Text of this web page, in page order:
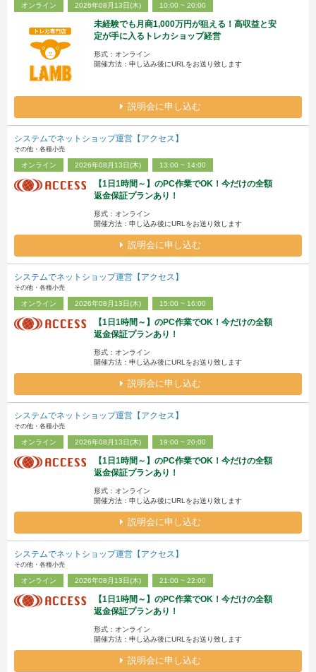
オンライン 2026年08月13日(木) 10:00 ~ 20:00
未経験でも月商1,000万円が狙える！高収益と安
定が手に入るトレカショップ経営
形式：オンライン
開催方法：申し込み後にURLをお送り致します
説明会に申し込む
システムでネットショップ運営【アクセス】
その他・各種小売
オンライン 2026年08月13日(木) 13:00 ~ 14:00
【1日1時間～】のPC作業でOK！今だけの全額
返金保証プランあり！
形式：オンライン
開催方法：申し込み後にURLをお送り致します
説明会に申し込む
システムでネットショップ運営【アクセス】
その他・各種小売
オンライン 2026年08月13日(木) 15:00 ~ 16:00
【1日1時間～】のPC作業でOK！今だけの全額
返金保証プランあり！
形式：オンライン
開催方法：申し込み後にURLをお送り致します
説明会に申し込む
システムでネットショップ運営【アクセス】
その他・各種小売
オンライン 2026年08月13日(木) 19:00 ~ 20:00
【1日1時間～】のPC作業でOK！今だけの全額
返金保証プランあり！
形式：オンライン
開催方法：申し込み後にURLをお送り致します
説明会に申し込む
システムでネットショップ運営【アクセス】
その他・各種小売
オンライン 2026年08月13日(木) 21:00 ~ 22:00
【1日1時間～】のPC作業でOK！今だけの全額
返金保証プランあり！
形式：オンライン
開催方法：申し込み後にURLをお送り致します
説明会に申し込む